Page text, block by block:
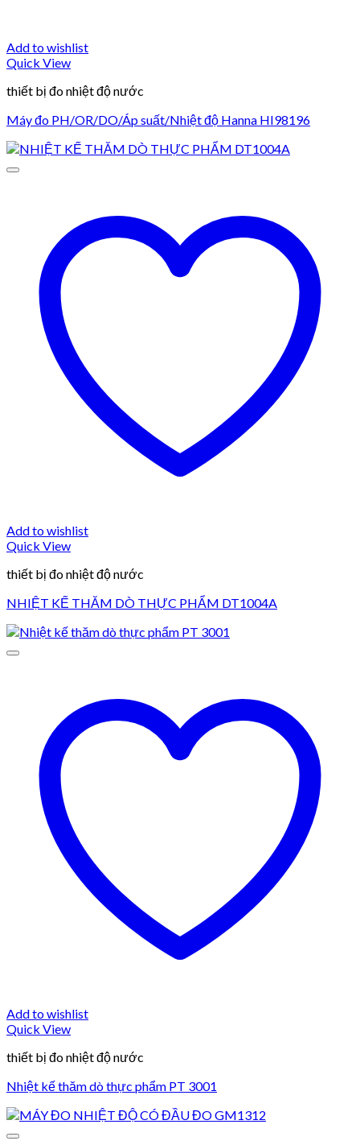
Add to wishlist
Quick View
thiết bị đo nhiệt độ nước
Máy đo PH/OR/DO/Áp suất/Nhiệt độ Hanna HI98196
Add to wishlist
Quick View
thiết bị đo nhiệt độ nước
NHIỆT KẾ THĂM DÒ THỰC PHẨM DT1004A
Add to wishlist
Quick View
thiết bị đo nhiệt độ nước
Nhiệt kế thăm dò thực phẩm PT 3001